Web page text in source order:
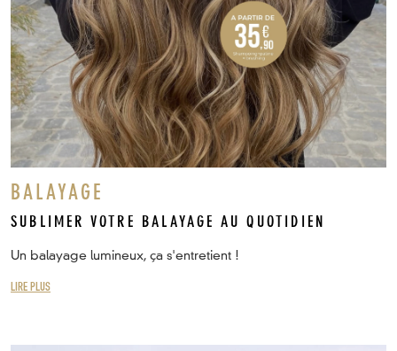
BALAYAGE
SUBLIMER VOTRE BALAYAGE AU QUOTIDIEN
Un balayage lumineux, ça s'entretient !
LIRE PLUS